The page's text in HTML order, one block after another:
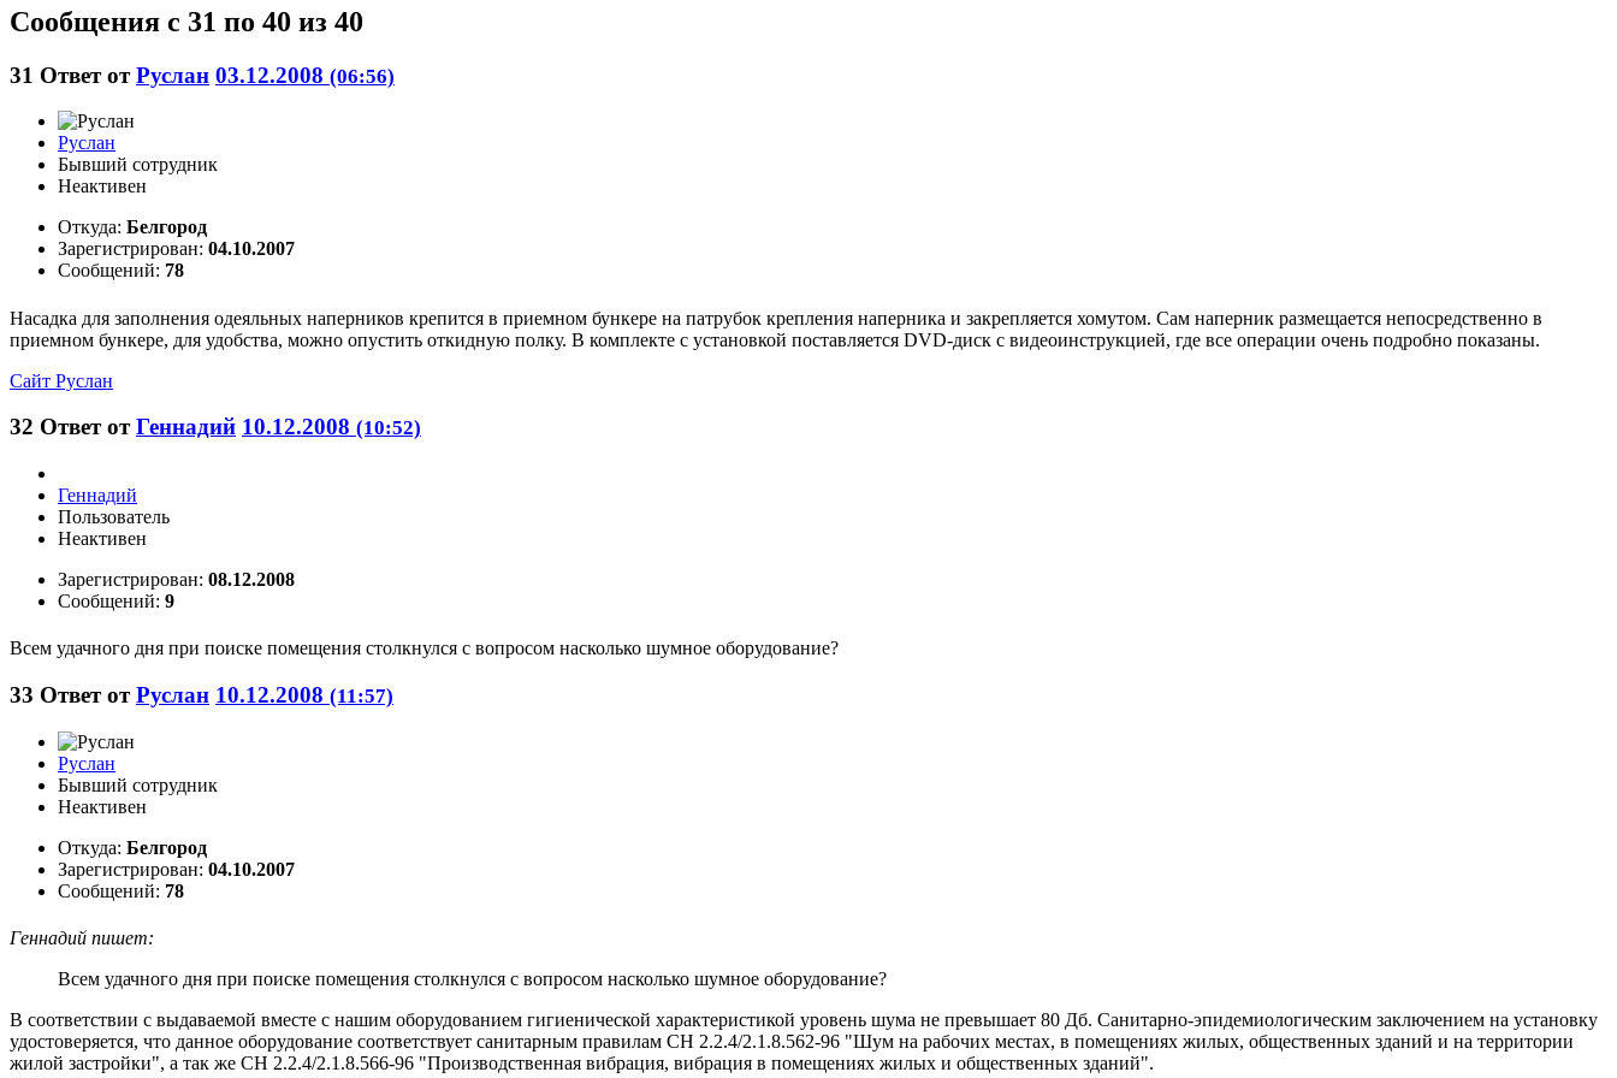
Сообщения с 31 по 40 из 40
31 Ответ отРуслан 03.12.2008 (06:56)
Руслан
Бывший сотрудник
Неактивен
Откуда: Белгород
Зарегистрирован: 04.10.2007
Сообщений: 78
Насадка для заполнения одеяльных наперников крепится в приемном бункере на патрубок крепления наперника и закрепляется хомутом. Сам наперник размещается непосредственно в
приемном бункере, для удобства, можно опустить откидную полку. В комплекте с установкой поставляется DVD-диск с видеоинструкцией, где все операции очень подробно показаны.
Сайт Руслан
32 Ответ отГеннадий 10.12.2008 (10:52)
Геннадий
Пользователь
Неактивен
Зарегистрирован: 08.12.2008
Сообщений: 9
Всем удачного дня при поиске помещения столкнулся с вопросом насколько шумное оборудование?
33 Ответ отРуслан 10.12.2008 (11:57)
Руслан
Бывший сотрудник
Неактивен
Откуда: Белгород
Зарегистрирован: 04.10.2007
Сообщений: 78
Геннадий пишет:
Всем удачного дня при поиске помещения столкнулся с вопросом насколько шумное оборудование?
В соответствии с выдаваемой вместе с нашим оборудованием гигиенической характеристикой уровень шума не превышает 80 Дб. Санитарно-эпидемиологическим заключением на установку
удостоверяется, что данное оборудование соответствует санитарным правилам СН 2.2.4/2.1.8.562-96 "Шум на рабочих местах, в помещениях жилых, общественных зданий и на территории
жилой застройки", а так же СН 2.2.4/2.1.8.566-96 "Производственная вибрация, вибрация в помещениях жилых и общественных зданий".